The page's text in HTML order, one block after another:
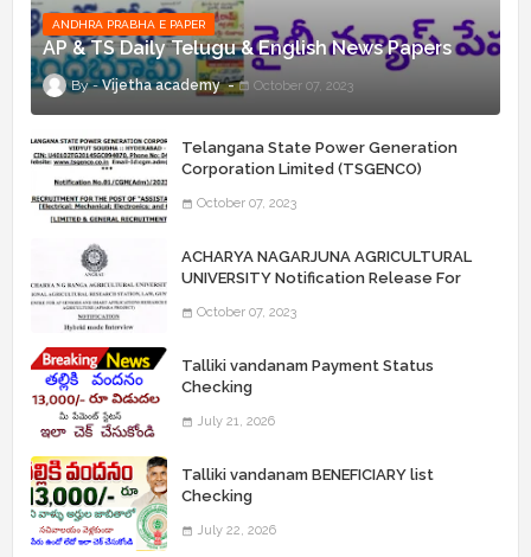
ANDHRA PRABHA E PAPER
AP & TS Daily Telugu & English News Papers
Vijetha academy October 07, 2023
Telangana State Power Generation
Corporation Limited (TSGENCO)
“Assistant Engineers" Posts
October 07, 2023
ACHARYA NAGARJUNA AGRICULTURAL
UNIVERSITY Notification Release For
October 07, 2023
Talliki vandanam Payment Status
Checking
July 21, 2026
Talliki vandanam BENEFICIARY list
Checking
July 22, 2026